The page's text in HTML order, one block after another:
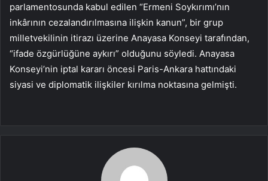
parlamentosunda kabul edilen “Ermeni Soykırımı’nın
inkârının cezalandırılmasına ilişkin kanun”, bir grup
milletvekilinin itirazı üzerine Anayasa Konseyi tarafından,
“ifade özgürlüğüne aykırı” olduğunu söyledi. Anayasa
Konseyi’nin iptal kararı öncesi Paris-Ankara hattındaki
siyasi ve diplomatik ilişkiler kırılma noktasına gelmişti.